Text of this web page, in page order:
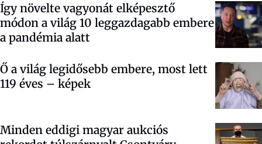
Így növelte vagyonát elképesztő
módon a világ 10 leggazdagabb embere
a pandémia alatt
Ő a világ legidősebb embere, most lett
119 éves – képek
Minden eddigi magyar aukciós